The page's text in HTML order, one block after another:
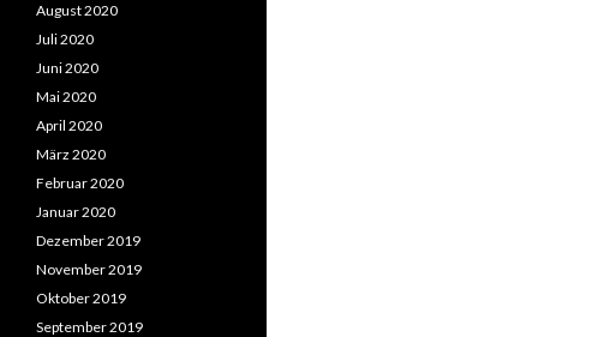
August 2020
Juli 2020
Juni 2020
Mai 2020
April 2020
März 2020
Februar 2020
Januar 2020
Dezember 2019
November 2019
Oktober 2019
September 2019